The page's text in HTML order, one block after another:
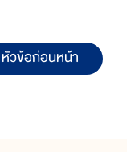
หัวข้อก่อนหน้า